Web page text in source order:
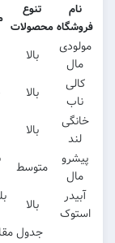
نام
فروشگاه
تنوع
محصولات
مولودی
مال
بالا
کالی
ناب
بالا
خانگی
لند
بالا
پیشرو
مال
متوسط
آبیدر
استوک
بالا
جدول مقایسه